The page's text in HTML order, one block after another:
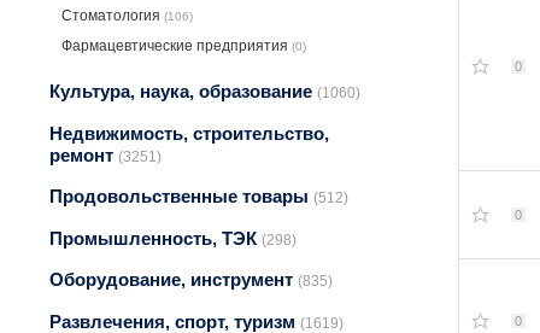
Стоматология (106)
Фармацевтические предприятия (0)
Культура, наука, образование (1060)
Недвижимость, строительство,
ремонт (3251)
Продовольственные товары (512)
Промышленность, ТЭК (298)
Оборудование, инструмент (835)
Развлечения, спорт, туризм (1619)
0
0
0